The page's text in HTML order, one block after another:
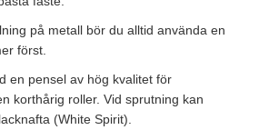
på metall bör du alltid använda en
först.
en pensel av hög kvalitet för
korthårig roller. Vid sprutning kan
(White Spirit).